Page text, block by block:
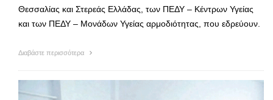
Θεσσαλίας και Στερεάς Ελλάδας, των ΠΕΔΥ – Κέντρων Υγείας
και των ΠΕΔΥ – Μονάδων Υγείας αρμοδιότητας, που εδρεύουν.
Διαβάστε περισσότερα